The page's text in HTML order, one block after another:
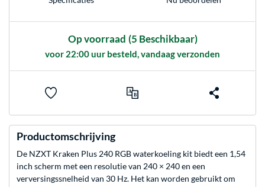
Op voorraad (5 Beschikbaar)
voor 22:00 uur besteld, vandaag verzonden
Productomschrijving
De NZXT Kraken Plus 240 RGB waterkoeling kit biedt een 1,54
inch scherm met een resolutie van 240 × 240 en een
verversingssnelheid van 30 Hz. Het kan worden gebruikt om